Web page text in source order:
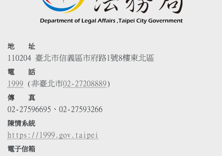
地 址
110204 臺北市信義區市府路1號8樓東北區
電 話
1999 (非臺北市02-27208889)
傳 真
02-27596695、02-27593266
陳情系統
https://1999.gov.taipei
電子信箱